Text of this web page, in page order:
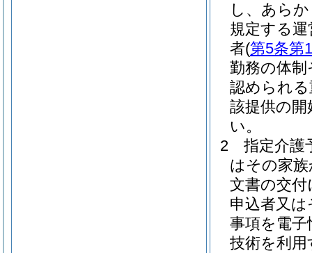
し、あら
規定する
者(第5条第
勤務の体
認められ
該提供の
い。
2
指定介護
はその家
文書の交
申込者又
事項を電
技術を利